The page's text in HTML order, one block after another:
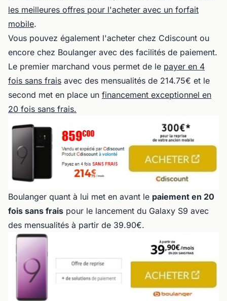
les meilleures offres pour l'acheter avec un forfait
mobile.
Vous pouvez également l'acheter chez Cdiscount ou
encore chez Boulanger avec des facilités de paiement.
Le premier marchand vous permet de le payer en 4
fois sans frais avec des mensualités de 214.75€ et le
second met en place un financement exceptionnel en
20 fois sans frais.
Boulanger quant à lui met en avant le paiement en 20
fois sans frais pour le lancement du Galaxy S9 avec
des mensualités à partir de 39.90€.